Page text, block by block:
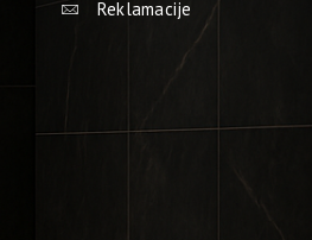
Reklamacije